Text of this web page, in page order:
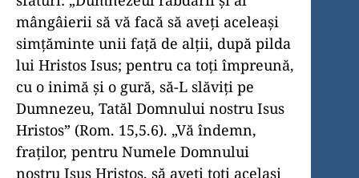
mângâierii să vă facă să aveţi aceleaşi
simţăminte unii faţă de alţii, după pilda
lui Hristos Isus; pentru ca toţi împreună,
cu o inimă şi o gură, să-L slăviţi pe
Dumnezeu, Tatăl Domnului nostru Isus
Hristos” (Rom. 15,5.6). „Vă îndemn,
fraţilor, pentru Numele Domnului
nostru Isus Hristos, să aveţi toţi acelaşi